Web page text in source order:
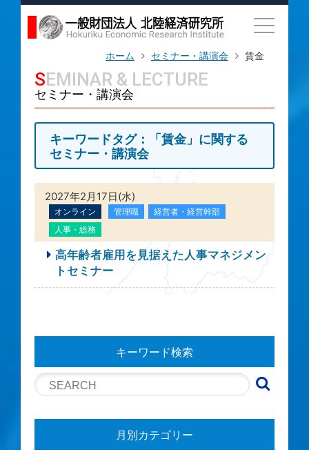
ホーム セミナー・講演会 賃金
SEMINAR & LECTURE
セミナー・講演会
キーワードタグ：「賃金」に関する
セミナー・講演会
2027年2月17日(水)
オンライン 管理職
経営者・経営幹部
人事・総務
高年齢者雇用を見据えた人事マネジメン
トセミナー
キーワード検索
月別カテゴリー